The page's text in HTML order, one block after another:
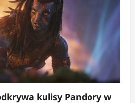
kulisy Pandory w